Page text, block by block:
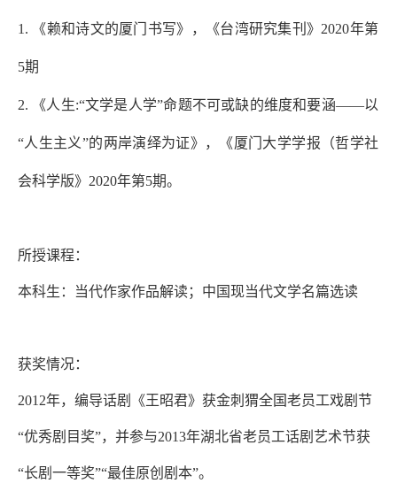
1. 《赖和诗文的厦门书写》，《台湾研究集刊》 2020年第
5期
2. 《人生:“文学是人学”命题不可或缺的维度和要涵——以
“人生主义”的两岸演绎为证》，《厦门大学学报（哲学社
会科学版》2020年第5期。
所授课程：
本科生：当代作家作品解读；中国现当代文学名篇选读
获奖情况：
2012年，编导话剧《王昭君》获金刺猬全国老员工戏剧节
“优秀剧目奖”，并参与2013年湖北省老员工话剧艺术节获
“长剧一等奖”“最佳原创剧本”。